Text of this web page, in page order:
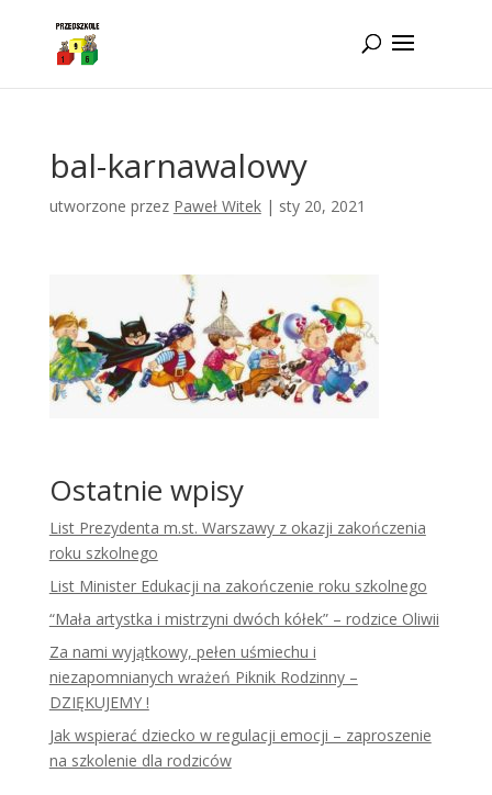
bal-karnawalowy
utworzone przez Paweł Witek| sty 20, 2021
Ostatnie wpisy
List Prezydenta m.st. Warszawy z okazji zakończenia
roku szkolnego
List Minister Edukacji na zakończenie roku szkolnego
“Mała artystka i mistrzyni dwóch kółek” – rodzice Oliwii
Za nami wyjątkowy, pełen uśmiechu i
niezapomnianych wrażeń Piknik Rodzinny –
DZIĘKUJEMY !
Jak wspierać dziecko w regulacji emocji – zaproszenie
na szkolenie dla rodziców